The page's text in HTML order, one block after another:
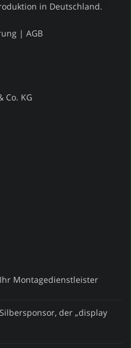
in Deutschland.
| AGB
Co. KG
Montagedienstleister
der „display